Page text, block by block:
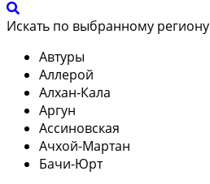
Искать по выбранному региону
Автуры
Аллерой
Алхан-Кала
Аргун
Ассиновская
Ачхой-Мартан
Бачи-Юрт